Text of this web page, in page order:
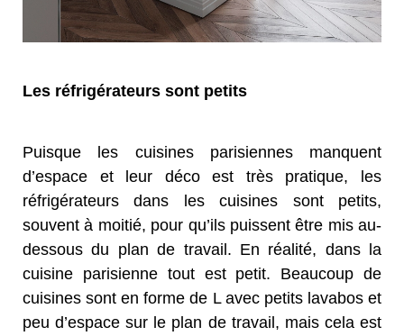
Les réfrigérateurs sont petits
Puisque les cuisines parisiennes manquent
d’espace et leur déco est très pratique, les
réfrigérateurs dans les cuisines sont petits,
souvent à moitié, pour qu’ils puissent être mis au-
dessous du plan de travail. En réalité, dans la
cuisine parisienne tout est petit. Beaucoup de
cuisines sont en forme de L avec petits lavabos et
peu d’espace sur le plan de travail, mais cela est